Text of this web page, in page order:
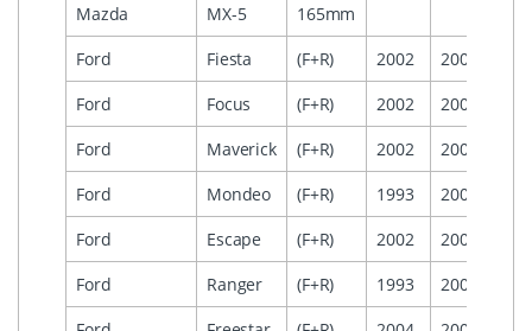
Mazda
MX-5
165mm
Ford
Fiesta (F+R) 2002
2007
Ford
Focus (F+R) 2002
2008
Ford
Maverick (F+R) 2002
2007
Ford
Mondeo (F+R) 1993
2008
Ford
Escape (F+R) 2002
2007
Ford
Ranger (F+R) 1993
2009